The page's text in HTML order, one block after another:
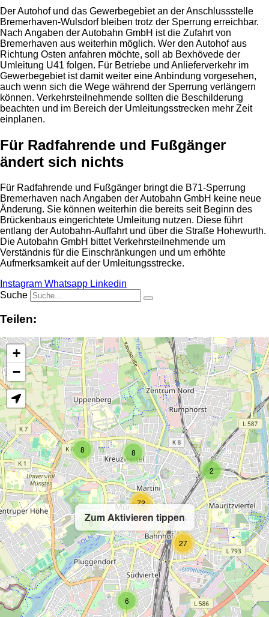
Der Autohof und das Gewerbegebiet an der Anschlussstelle
Bremerhaven-Wulsdorf bleiben trotz der Sperrung erreichbar.
Nach Angaben der Autobahn GmbH ist die Zufahrt von
Bremerhaven aus weiterhin möglich. Wer den Autohof aus
Richtung Osten anfahren möchte, soll ab Bexhövede der
Umleitung U41 folgen. Für Betriebe und Anlieferverkehr im
Gewerbegebiet ist damit weiter eine Anbindung vorgesehen,
auch wenn sich die Wege während der Sperrung verlängern
können. Verkehrsteilnehmende sollten die Beschilderung
beachten und im Bereich der Umleitungsstrecken mehr Zeit
einplanen.
Für Radfahrende und Fußgänger
ändert sich nichts
Für Radfahrende und Fußgänger bringt die B71-Sperrung
Bremerhaven nach Angaben der Autobahn GmbH keine neue
Änderung. Sie können weiterhin die bereits seit Beginn des
Brückenbaus eingerichtete Umleitung nutzen. Diese führt
entlang der Autobahn-Auffahrt und über die Straße Hohewurth.
Die Autobahn GmbH bittet Verkehrsteilnehmende um
Verständnis für die Einschränkungen und um erhöhte
Aufmerksamkeit auf der Umleitungsstrecke.
Instagram Whatsapp Linkedin
Suche
Teilen:
Zum Aktivieren tippen
2
8
6
8
27
5
72
+
−